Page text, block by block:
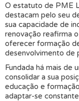
O estatuto de PME
destacam pelo seu
sua capacidade de
renovação reafirma
oferecer formação
desenvolvimento de
Fundada há mais de
consolidar a sua
educação e
adaptar-se